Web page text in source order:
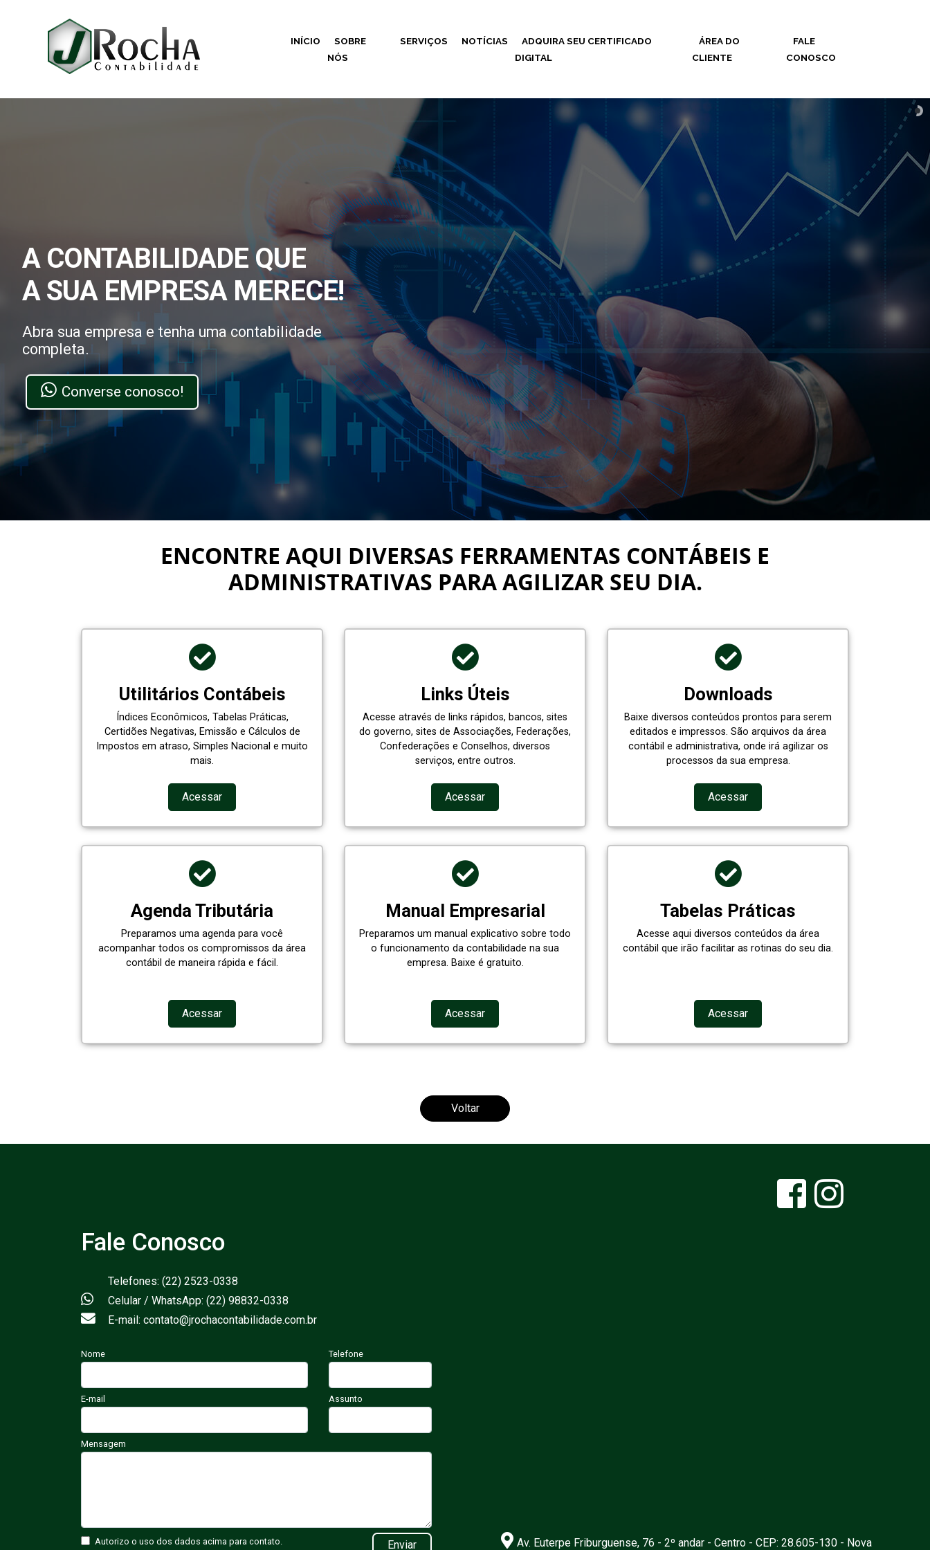
INÍCIO
SOBRE
NÓS
SERVIÇOS NOTÍCIAS
ADQUIRA SEU CERTIFICADO
DIGITAL
ÁREA DO
CLIENTE
FALE
CONOSCO
A CONTABILIDADE QUE
A SUA EMPRESA MERECE!
Abra sua empresa e tenha uma contabilidade
completa.
Converse conosco!
ENCONTRE AQUI DIVERSAS FERRAMENTAS CONTÁBEIS E
ADMINISTRATIVAS PARA AGILIZAR SEU DIA.
Utilitários Contábeis
Índices Econômicos, Tabelas Práticas,
Certidões Negativas, Emissão e Cálculos de
Impostos em atraso, Simples Nacional e muito
mais.
Acessar
Links Úteis
Acesse através de links rápidos, bancos, sites
do governo, sites de Associações, Federações,
Confederações e Conselhos, diversos
serviços, entre outros.
Acessar
Downloads
Baixe diversos conteúdos prontos para serem
editados e impressos. São arquivos da área
contábil e administrativa, onde irá agilizar os
processos da sua empresa.
Acessar
Agenda Tributária
Preparamos uma agenda para você
acompanhar todos os compromissos da área
contábil de maneira rápida e fácil.
Acessar
Manual Empresarial
Preparamos um manual explicativo sobre todo
o funcionamento da contabilidade na sua
empresa. Baixe é gratuito.
Acessar
Tabelas Práticas
Acesse aqui diversos conteúdos da área
contábil que irão facilitar as rotinas do seu dia.
Acessar
Voltar
Fale Conosco
Telefones: (22) 2523-0338
Celular / WhatsApp: (22) 98832-0338
E-mail: contato@jrochacontabilidade.com.br
Nome Telefone
E-mail Assunto
Mensagem
Autorizo o uso dos dados acima para contato. Enviar Av. Euterpe Friburguense, 76 - 2º andar - Centro - CEP: 28.605-130 - Nova